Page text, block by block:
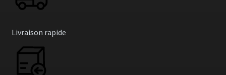
Livraison rapide